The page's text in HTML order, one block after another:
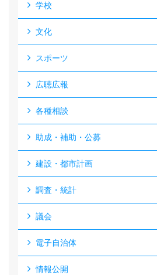
学校
文化
スポーツ
広聴広報
各種相談
助成・補助・公募
建設・都市計画
調査・統計
議会
電子自治体
情報公開